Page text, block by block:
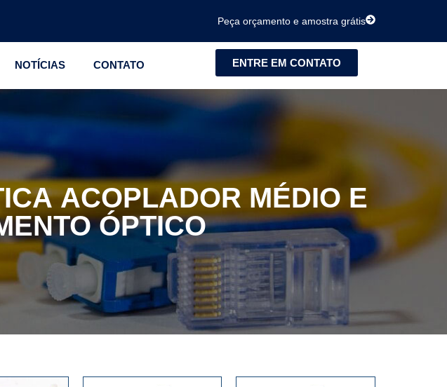
Peça orçamento e amostra grátis
NOTÍCIAS CONTATO ENTRE EM CONTATO
ACOPLADOR MÉDIO E
ÓPTICO